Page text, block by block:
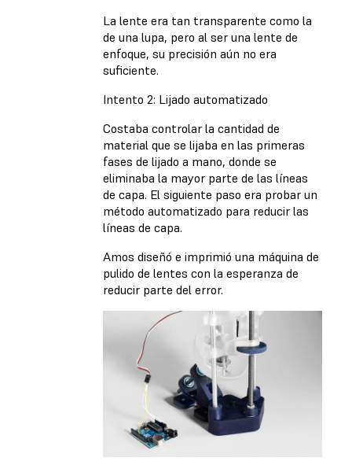
La lente era tan transparente como la
de una lupa, pero al ser una lente de
enfoque, su precisión aún no era
suficiente.
Intento 2: Lijado automatizado
Costaba controlar la cantidad de
material que se lijaba en las primeras
fases de lijado a mano, donde se
eliminaba la mayor parte de las líneas
de capa. El siguiente paso era probar un
método automatizado para reducir las
líneas de capa.
Amos diseñó e imprimió una máquina de
pulido de lentes con la esperanza de
reducir parte del error.